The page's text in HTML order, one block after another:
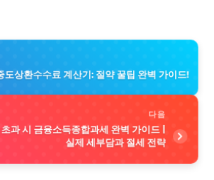
도상환수수료 계산기: 절약 꿀팁 완벽 가이드!
다음
과 시 금융소득종합과세 완벽 가이드 |
실제 세부담과 절세 전략